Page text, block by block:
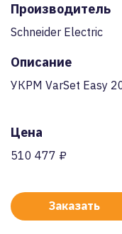
Производитель
Schneider Electric
Описание
УКРМ VarSet Easy
Цена
510 477 ₽
Заказать